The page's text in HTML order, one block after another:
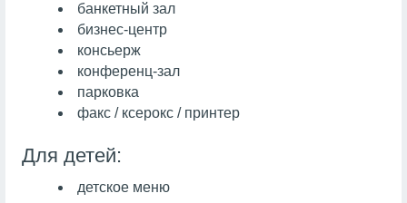
банкетный зал
бизнес-центр
консьерж
конференц-зал
парковка
факс / ксерокс / принтер
Для детей:
детское меню